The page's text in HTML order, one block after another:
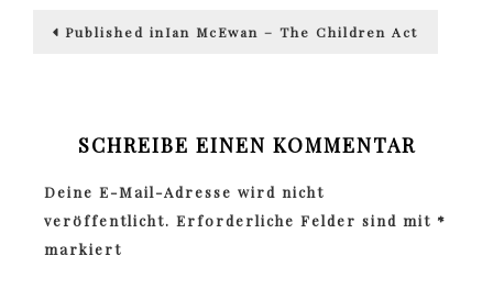
Beitragsnavigation
Published inIan McEwan – The Children Act
SCHREIBE EINEN KOMMENTAR
Deine E-Mail-Adresse wird nicht
veröffentlicht. Erforderliche Felder sind mit *
markiert